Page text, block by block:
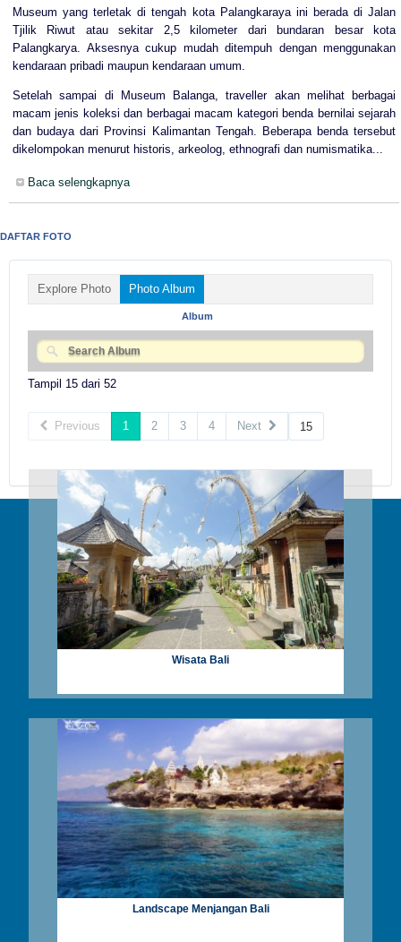
Museum yang terletak di tengah kota Palangkaraya ini berada di Jalan
Tjilik Riwut atau sekitar 2,5 kilometer dari bundaran besar kota
Palangkarya. Aksesnya cukup mudah ditempuh dengan menggunakan
kendaraan pribadi maupun kendaraan umum.
Setelah sampai di Museum Balanga, traveller akan melihat berbagai
macam jenis koleksi dan berbagai macam kategori benda bernilai sejarah
dan budaya dari Provinsi Kalimantan Tengah. Beberapa benda tersebut
dikelompokan menurut historis, arkeolog, ethnografi dan numismatika...
Baca selengkapnya
DAFTAR FOTO
Explore Photo Photo Album
Album
Tampil 15 dari 52
Previous 1 2 3 4 Next
Wisata Bali
Landscape Menjangan Bali